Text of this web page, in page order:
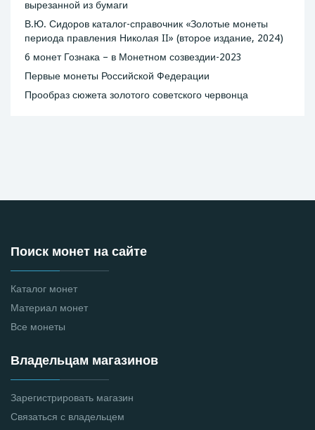
вырезанной из бумаги
В.Ю. Сидоров каталог-справочник «Золотые монеты
периода правления Николая II» (второе издание, 2024)
6 монет Гознака – в Монетном созвездии-2023
Первые монеты Российской Федерации
Прообраз сюжета золотого советского червонца
Поиск монет на сайте
Каталог монет
Материал монет
Все монеты
Владельцам магазинов
Зарегистрировать магазин
Связаться с владельцем